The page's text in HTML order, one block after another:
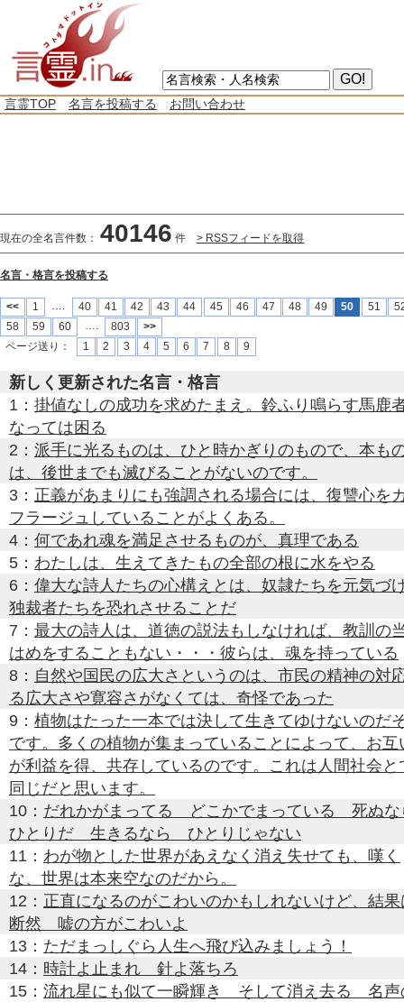
言霊TOP 名言を投稿する お問い合わせ
現在の全名言件数： 40146 件 > RSSフィードを取得
名言・格言を投稿する
<< 1 …. 40 41 42 43 44 45 46 47 48 49 50 51
58
59 60 …. 803
>>
ページ送り：
1 2 3 4 5 6 7 8 9
新しく更新された名言・格言
1： 掛値なしの成功を求めたまえ。鈴ふり鳴らす馬鹿
なっては困る
2： 派手に光るものは、ひと時かぎりのもので、本も
は、後世までも滅びることがないのです。
3： 正義があまりにも強調される場合には、復讐心を
フラージュしていることがよくある。
4： 何であれ魂を満足させるものが、真理である
5： わたしは、生えてきたもの全部の根に水をやる
6： 偉大な詩人たちの心構えとは、奴隷たちを元気づ
独裁者たちを恐れさせることだ
7： 最大の詩人は、道徳の説法もしなければ、教訓の
はめをすることもない・・・彼らは、魂を持っている
8： 自然や国民の広大さというのは、市民の精神の対
る広大さや寛容さがなくては、奇怪であった
9： 植物はたった一本では決して生きてゆけないのだ
です。多くの植物が集まっていることによって、お互
が利益を得、共存しているのです。これは人間社会と
同じだと思います。
10： だれかがまってる どこかでまっている 死ぬな
ひとりだ 生きるなら ひとりじゃない
11： わが物とした世界があえなく消え失せても、嘆く
な、世界は本来空なのだから。
12： 正直になるのがこわいのかもしれないけど、結果
断然 嘘の方がこわいよ
13： ただまっしぐら人生へ飛び込みましょう！
14： 時計よ止まれ 針よ落ちろ
15： 流れ星にも似て一瞬輝き そして消え去る 名声